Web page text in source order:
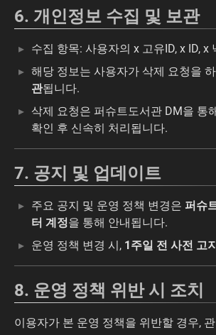
6. 개인정보 수집 및 보관
수집 항목: 사용자의 x 고유ID, x ID, x
해당 정보는 사용자가 삭제 요청을
관됩니다.
삭제 요청은 퍼슈트도서관 DM을 통
확인 후 신속히 처리됩니다.
7. 공지 및 업데이트
주요 공지 및 운영 정책 변경은 퍼슈
터 계정을 통해 안내됩니다.
운영 정책 변경 시, 1주일 전 사전 고
8. 운영 정책 위반 시 조치
이용자가 본 운영 정책을 위반할 경우,